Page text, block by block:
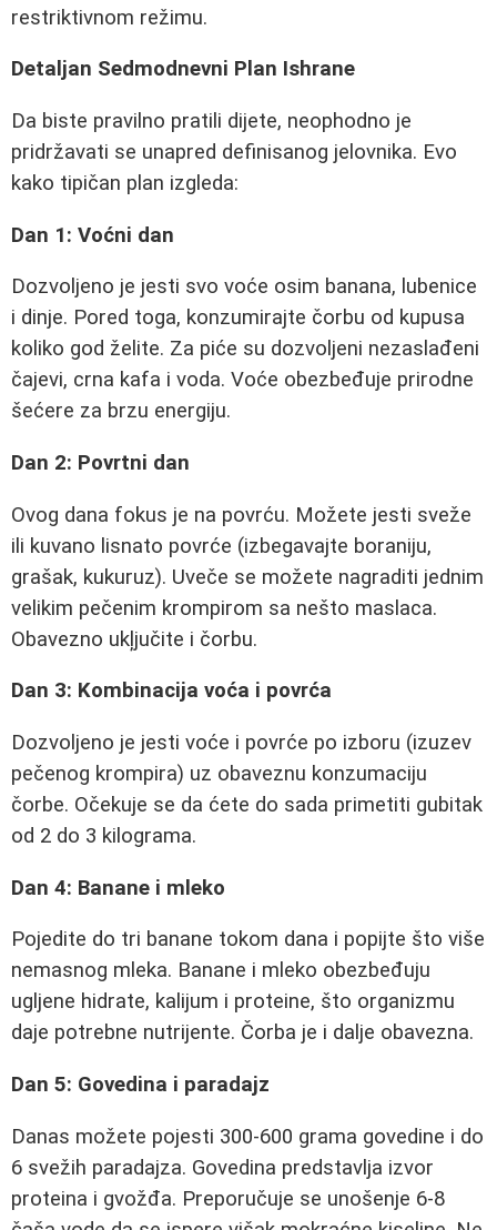
restriktivnom režimu.
Detaljan Sedmodnevni Plan Ishrane
Da biste pravilno pratili dijete, neophodno je
pridržavati se unapred definisanog jelovnika. Evo
kako tipičan plan izgleda:
Dan 1: Voćni dan
Dozvoljeno je jesti svo voće osim banana, lubenice
i dinje. Pored toga, konzumirajte čorbu od kupusa
koliko god želite. Za piće su dozvoljeni nezaslađeni
čajevi, crna kafa i voda. Voće obezbeđuje prirodne
šećere za brzu energiju.
Dan 2: Povrtni dan
Ovog dana fokus je na povrću. Možete jesti sveže
ili kuvano lisnato povrće (izbegavajte boraniju,
grašak, kukuruz). Uveče se možete nagraditi jednim
velikim pečenim krompirom sa nešto maslaca.
Obavezno ukļjučite i čorbu.
Dan 3: Kombinacija voća i povrća
Dozvoljeno je jesti voće i povrće po izboru (izuzev
pečenog krompira) uz obaveznu konzumaciju
čorbe. Očekuje se da ćete do sada primetiti gubitak
od 2 do 3 kilograma.
Dan 4: Banane i mleko
Pojedite do tri banane tokom dana i popijte što više
nemasnog mleka. Banane i mleko obezbeđuju
ugljene hidrate, kalijum i proteine, što organizmu
daje potrebne nutrijente. Čorba je i dalje obavezna.
Dan 5: Govedina i paradajz
Danas možete pojesti 300-600 grama govedine i do
6 svežih paradajza. Govedina predstavlja izvor
proteina i gvožđa. Preporučuje se unošenje 6-8